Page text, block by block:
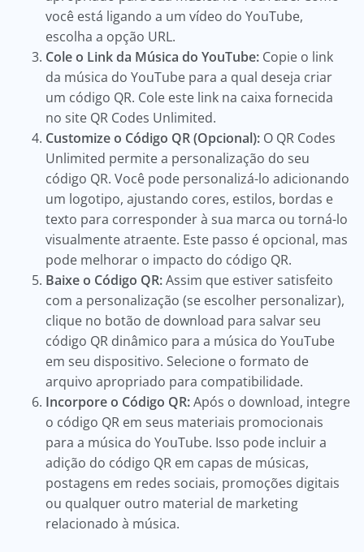
você está ligando a um vídeo do YouTube,
escolha a opção URL.
Cole o Link da Música do YouTube: Copie o link
da música do YouTube para a qual deseja criar
um código QR. Cole este link na caixa fornecida
no site QR Codes Unlimited.
Customize o Código QR (Opcional): O QR Codes
Unlimited permite a personalização do seu
código QR. Você pode personalizá-lo adicionando
um logotipo, ajustando cores, estilos, bordas e
texto para corresponder à sua marca ou torná-lo
visualmente atraente. Este passo é opcional, mas
pode melhorar o impacto do código QR.
Baixe o Código QR:Assim que estiver satisfeito
com a personalização (se escolher personalizar),
clique no botão de download para salvar seu
código QR dinâmico para a música do YouTube
em seu dispositivo. Selecione o formato de
arquivo apropriado para compatibilidade.
Incorpore o Código QR:Após o download, integre
o código QR em seus materiais promocionais
para a música do YouTube. Isso pode incluir a
adição do código QR em capas de músicas,
postagens em redes sociais, promoções digitais
ou qualquer outro material de marketing
relacionado à música.